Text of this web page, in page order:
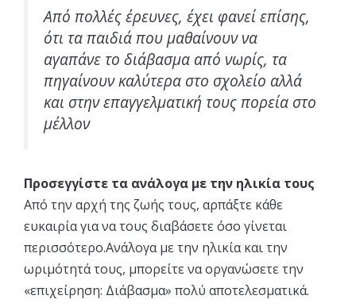
Από πολλές έρευνες, έχει φανεί επίσης,
ότι τα παιδιά που μαθαίνουν να
αγαπάνε το διάβασμα από νωρίς, τα
πηγαίνουν καλύτερα στο σχολείο αλλά
και στην επαγγελματική τους πορεία στο
μέλλον
Προσεγγίστε τα ανάλογα με την ηλικία τους
Από την αρχή της ζωής τους, αρπάξτε κάθε
ευκαιρία για να τους διαβάσετε όσο γίνεται
περισσότερο.Ανάλογα με την ηλικία και την
ωριμότητά τους, μπορείτε να οργανώσετε την
«επιχείρηση: Διάβασμα» πολύ αποτελεσματικά.